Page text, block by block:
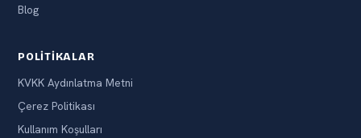
Blog
POLITIKALAR
KVKK Aydınlatma Metni
Çerez Politikası
Kullanım Koşulları